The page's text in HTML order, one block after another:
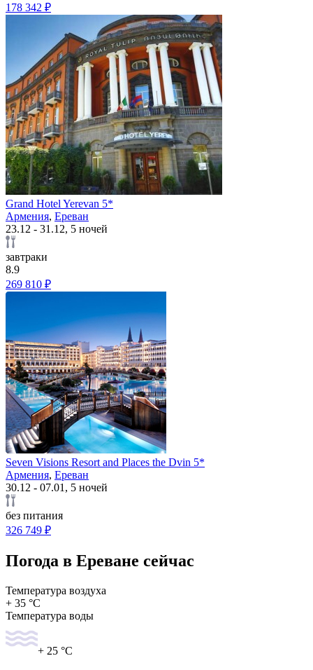
178 342 ₽
Grand Hotel Yerevan 5*
Армения, Ереван
23.12 - 31.12, 5 ночей
завтраки
8.9
269 810 ₽
Seven Visions Resort and Places the Dvin 5*
Армения, Ереван
30.12 - 07.01, 5 ночей
без питания
326 749 ₽
Погода в Ереване сейчас
Температура воздуха
+ 35 °C
Температура воды
+ 25 °C